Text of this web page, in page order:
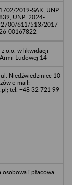
2019-SAK; UNP:
UNP: 2024-
611/513/2017-
00167822
z o.o. w likwidacji -
Ludowej 14
Niedźwiedziniec 10
e-mail:
tel. +48 32 721 99
i płacowa